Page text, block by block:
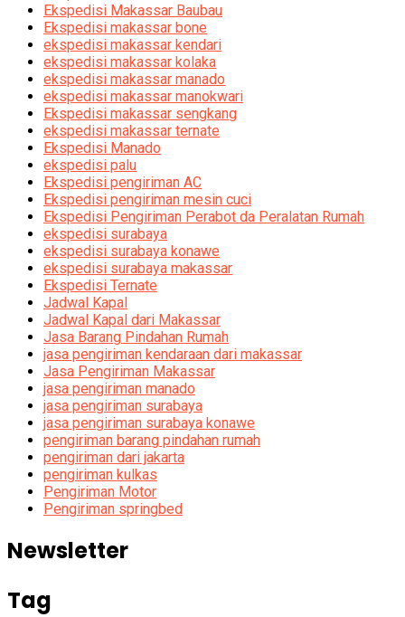
Ekspedisi Makassar Baubau
Ekspedisi makassar bone
ekspedisi makassar kendari
ekspedisi makassar kolaka
ekspedisi makassar manado
ekspedisi makassar manokwari
Ekspedisi makassar sengkang
ekspedisi makassar ternate
Ekspedisi Manado
ekspedisi palu
Ekspedisi pengiriman AC
Ekspedisi pengiriman mesin cuci
Ekspedisi Pengiriman Perabot da Peralatan Rumah
ekspedisi surabaya
ekspedisi surabaya konawe
ekspedisi surabaya makassar
Ekspedisi Ternate
Jadwal Kapal
Jadwal Kapal dari Makassar
Jasa Barang Pindahan Rumah
jasa pengiriman kendaraan dari makassar
Jasa Pengiriman Makassar
jasa pengiriman manado
jasa pengiriman surabaya
jasa pengiriman surabaya konawe
pengiriman barang pindahan rumah
pengiriman dari jakarta
pengiriman kulkas
Pengiriman Motor
Pengiriman springbed
Newsletter
Tag